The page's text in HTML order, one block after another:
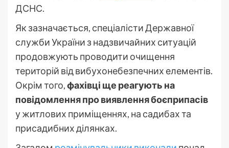
ДСНС.
Як зазначається, спеціалісти Державної
служби України з надзвичайних ситуацій
продовжують проводити очищення
територій від вибухонебезпечних елементів.
Окрім того,фахівці ще реагують на
повідомлення про виявлення боєприпасів
у житлових приміщеннях, на садибах та
присадибних ділянках.